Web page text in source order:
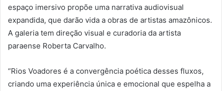
espaço imersivo propõe uma narrativa audiovisual
expandida, que darão vida a obras de artistas amazônicos.
A galeria tem direção visual e curadoria da artista
paraense Roberta Carvalho.
“Rios Voadores é a convergência poética desses fluxos,
criando uma experiência única e emocional que espelha a